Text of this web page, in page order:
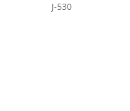
J-530